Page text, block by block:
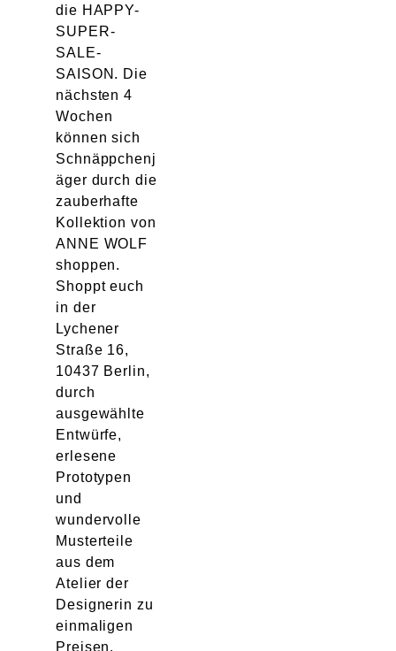
die HAPPY-
SUPER-
SALE-
SAISON. Die
nächsten 4
Wochen
können sich
Schnäppchenj
äger durch die
zauberhafte
Kollektion von
ANNE WOLF
shoppen.
Shoppt euch
in der
Lychener
Straße 16,
10437 Berlin,
durch
ausgewählte
Entwürfe,
erlesene
Prototypen
und
wundervolle
Musterteile
aus dem
Atelier der
Designerin zu
einmaligen
Preisen.